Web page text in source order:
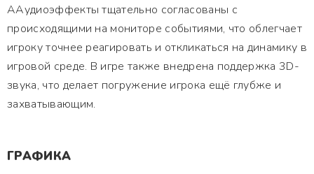
ААудиоэффекты тщательно согласованы с
происходящими на мониторе событиями, что облегчает
игроку точнее реагировать и откликаться на динамику в
игровой среде. В игре также внедрена поддержка 3D-
звука, что делает погружение игрока ещё глубже и
захватывающим.
ГРАФИКА